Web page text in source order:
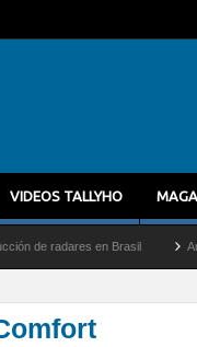
VIDEOS TALLYHO
en Brasil Ampliando